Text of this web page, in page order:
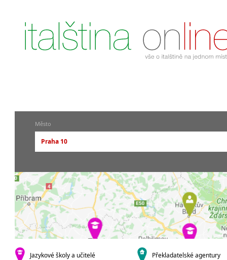
Město
Praha 10
pražské městské části
Praha
Praha 1
Praha 2
Praha 3
Praha 4
Praha 5
Jazykové školy a učitelé Překladatelské agentury